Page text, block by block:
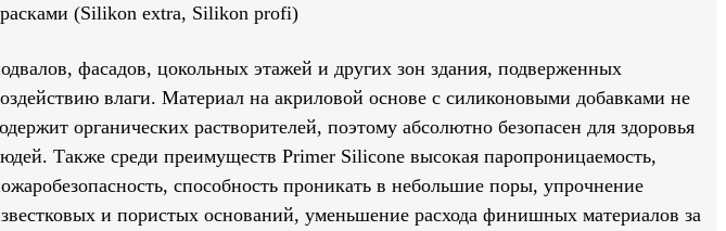
(Silikon extra, Silikon profi)
фасадов, цокольных этажей и других зон здания, подверженных
влаги. Материал на акриловой основе с силиконовыми добавками не
органических растворителей, поэтому абсолютно безопасен для здоровья
Также среди преимуществ Primer Silicone высокая паропроницаемость,
способность проникать в небольшие поры, упрочнение
и пористых оснований, уменьшение расхода финишных материалов за